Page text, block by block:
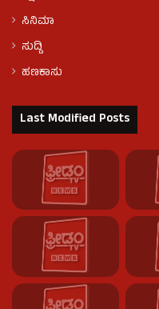
ಸಿನಿಮಾ
ಸುದ್ದಿ
ಹಣಕಾಸು
Last Modified Posts